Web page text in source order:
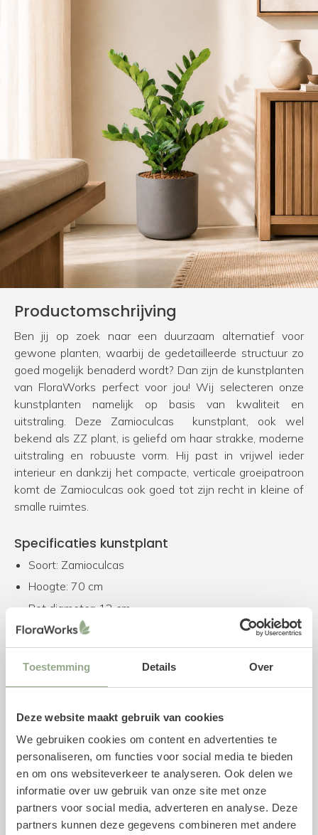
Toestemming Details Over
Deze website maakt gebruik van cookies
We gebruiken cookies om content en advertenties te
personaliseren, om functies voor social media te bieden
en om ons websiteverkeer te analyseren. Ook delen we
informatie over uw gebruik van onze site met onze
partners voor social media, adverteren en analyse. Deze
partners kunnen deze gegevens combineren met andere
Productomschrijving
Ben jij op zoek naar een duurzaam alternatief voor
gewone planten, waarbij de gedetailleerde structuur zo
goed mogelijk benaderd wordt? Dan zijn de kunstplanten
van FloraWorks perfect voor jou! Wij selecteren onze
kunstplanten namelijk op basis van kwaliteit en
uitstraling. Deze Zamioculcas kunstplant, ook wel
bekend als ZZ plant, is geliefd om haar strakke, moderne
uitstraling en robuuste vorm. Hij past in vrijwel ieder
interieur en dankzij het compacte, verticale groeipatroon
komt de Zamioculcas ook goed tot zijn recht in kleine of
smalle ruimtes.
Specificaties kunstplant
Soort: Zamioculcas
Hoogte: 70 cm
Pot diameter: 12 cm
Pot hoogte: 12 cm
Kleur: Groen
Combineer met een plantenpot
binnenpot. We adviseren om de kunstplant in één van de
buitenpotten te plaatsen, welke wij speciaal voor deze
kunstplant als bijpassend product hebben geselecteerd.
Uiteraard is het ook mogelijk om onze gehele collectie
pottente bekijken. Voor een stevige bevestiging kan
gebruik worden gemaakt van een piepschuim mal, maar
ook gewone aarde volstaat.